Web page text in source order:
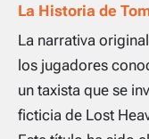
La Historia de
La narrativa
los jugadores
un taxista que se
ficticia de Lost